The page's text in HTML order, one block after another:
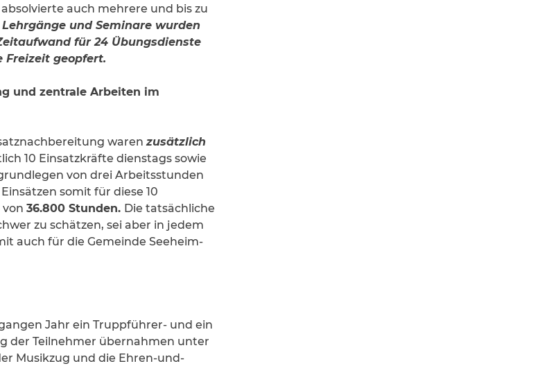
auch mehrere und bis zu
und Seminare wurden
für 24 Übungsdienste
Freizeit geopfert.
und zentrale Arbeiten im
warenzusätzlich
10 Einsatzkräfte dienstags sowie
von drei Arbeitsstunden
somit für diese 10
von36.800 Stunden. Die tatsächliche
zu schätzen, sei aber in jedem
auch für die Gemeinde Seeheim-
Jahr ein Truppführer- und ein
der Teilnehmer übernahmen unter
Musikzug und die Ehren-und-